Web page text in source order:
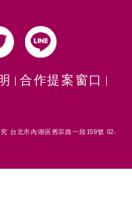
合作提案窗口
台北市內湖區舊宗路一段159號 02-